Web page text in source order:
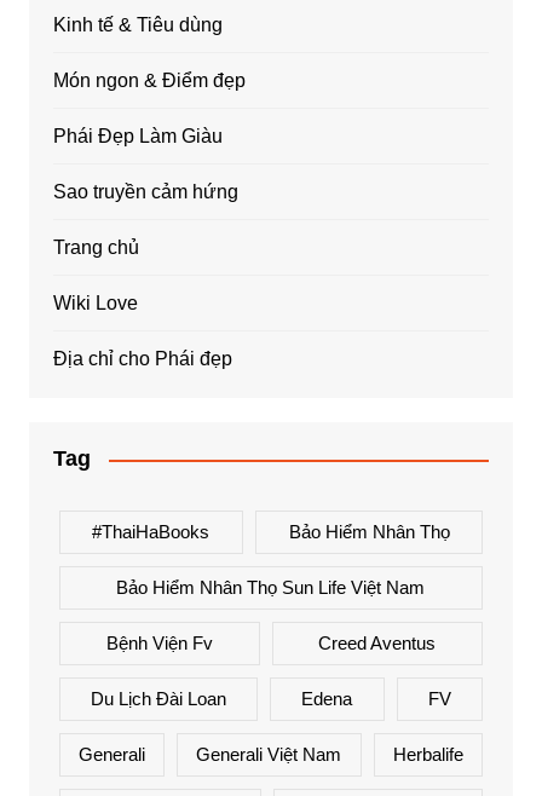
Kinh tế & Tiêu dùng
Món ngon & Điểm đẹp
Phái Đẹp Làm Giàu
Sao truyền cảm hứng
Trang chủ
Wiki Love
Địa chỉ cho Phái đẹp
Tag
#ThaiHaBooks Bảo Hiểm Nhân Thọ
Bảo Hiểm Nhân Thọ Sun Life Việt Nam
Bệnh Viện Fv Creed Aventus
Du Lịch Đài Loan Edena FV
Generali Generali Việt Nam Herbalife